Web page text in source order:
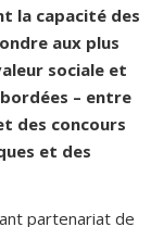
la capacité des
aux plus
sociale et
– entre
des concours
et des
partenariat de